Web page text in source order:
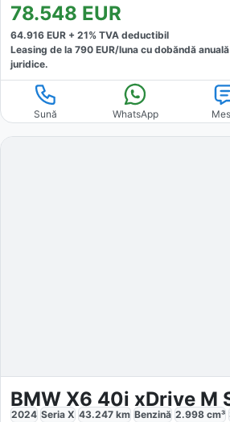
78.548 EUR
64.916 EUR + 21% TVA deductibil
Leasing de la 790 EUR/luna cu dobăndă anuală
juridice.
Sună WhatsApp
BMW X6 40i xDrive M
2024 Seria X 43.247 km Benzină 2.998 cm³